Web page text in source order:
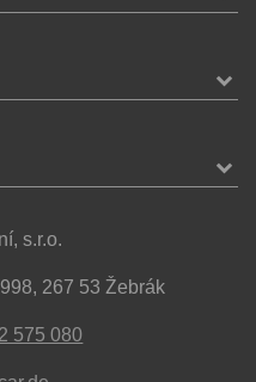
s.r.o.
267 53 Žebrák
575 080